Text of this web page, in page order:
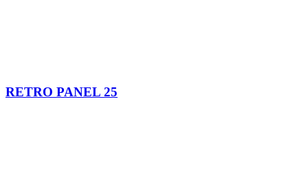
RETRO PANEL 25